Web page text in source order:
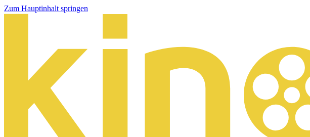
Zum Hauptinhalt springen